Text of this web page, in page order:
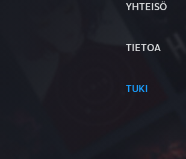
YHTEISÖ
TIETOA
TUKI